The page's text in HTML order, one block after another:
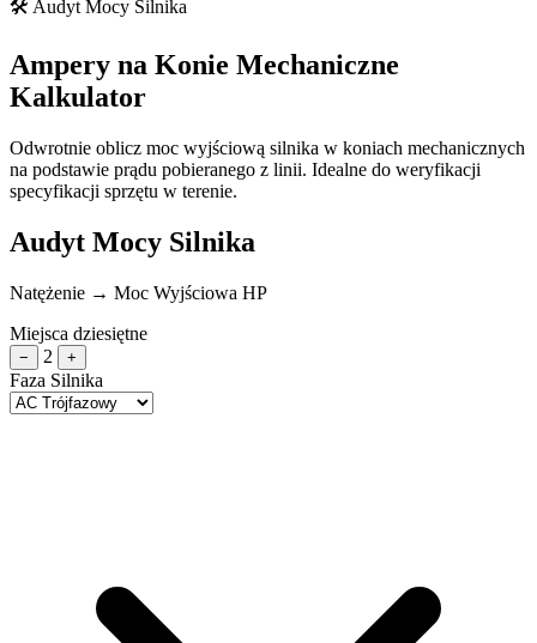
🛠️ Audyt Mocy Silnika
Ampery na Konie Mechaniczne
Kalkulator
Odwrotnie oblicz moc wyjściową silnika w koniach mechanicznych
na podstawie prądu pobieranego z linii. Idealne do weryfikacji
specyfikacji sprzętu w terenie.
Audyt Mocy Silnika
Natężenie → Moc Wyjściowa HP
Miejsca dziesiętne
− 2 +
Faza Silnika